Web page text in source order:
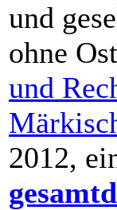
und
ohne
und
2012,